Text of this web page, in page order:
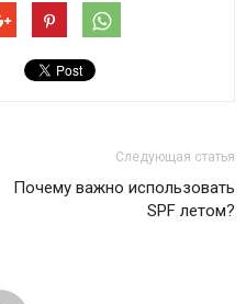
Следующая статья
Почему важно использовать
SPF летом?